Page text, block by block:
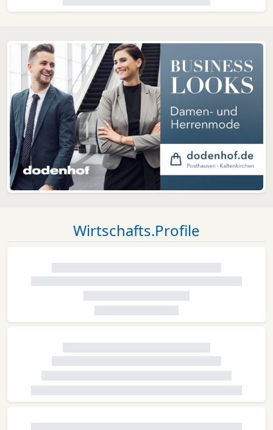
Wirtschafts.Profile